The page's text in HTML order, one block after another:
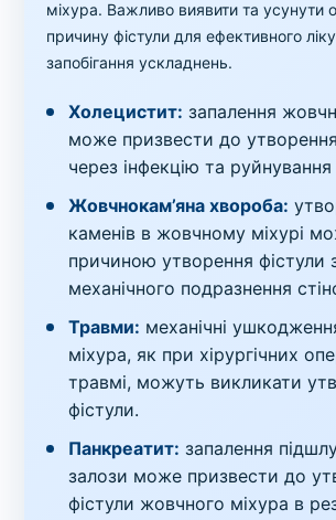
міхура. Важливо виявити та усунути
причину фістули для ефективного
запобігання ускладнень.
Холецистит: запалення
може призвести до
через інфекцію та
Жовчнокам’яна хвороба:
каменів в жовчному міхурі
причиною утворення фістули
механічного подразнення
Травми: механічні
міхура, як при хірургічних
травмі, можуть викликати
фістули.
Панкреатит: запалення
залози може призвести до
фістули жовчного міхура в